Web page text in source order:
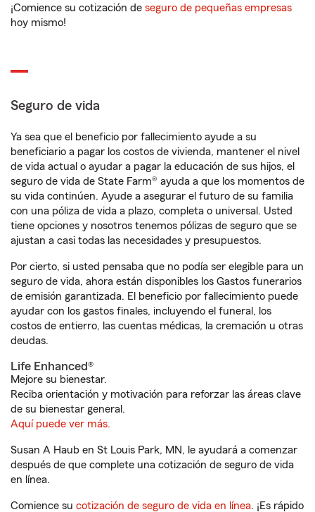
¡Comience su cotización de seguro de pequeñas empresas
hoy mismo!
Seguro de vida
Ya sea que el beneficio por fallecimiento ayude a su
beneficiario a pagar los costos de vivienda, mantener el nivel
de vida actual o ayudar a pagar la educación de sus hijos, el
seguro de vida de State Farm® ayuda a que los momentos de
su vida continúen. Ayude a asegurar el futuro de su familia
con una póliza de vida a plazo, completa o universal. Usted
tiene opciones y nosotros tenemos pólizas de seguro que se
ajustan a casi todas las necesidades y presupuestos.
Por cierto, si usted pensaba que no podía ser elegible para un
seguro de vida, ahora están disponibles los Gastos funerarios
de emisión garantizada. El beneficio por fallecimiento puede
ayudar con los gastos finales, incluyendo el funeral, los
costos de entierro, las cuentas médicas, la cremación u otras
deudas.
Life Enhanced®
Mejore su bienestar.
Reciba orientación y motivación para reforzar las áreas clave
de su bienestar general.
Aquí puede ver más.
Susan A Haub en St Louis Park, MN, le ayudará a comenzar
después de que complete una cotización de seguro de vida
en línea.
Comience su cotización de seguro de vida en línea. ¡Es rápido